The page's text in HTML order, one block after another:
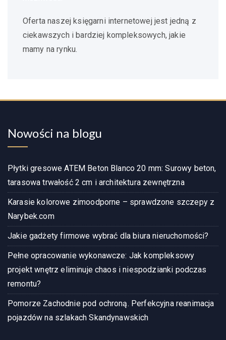
Oferta naszej księgarni internetowej jest jedną z
ciekawszych i bardziej kompleksowych, jakie
mamy na rynku.
Nowości na blogu
Płytki gresowe ATEM Beton Blanco 20 mm: Surowy beton,
tarasowa trwałość 2 cm i architektura zewnętrzna
Karasie kolorowe zimoodporne – sprawdzone szczepy z
Narybek.com
Jakie gadżety firmowe wybrać dla biura nieruchomości?
Pełne opracowanie wykonawcze: Jak kompleksowy
projekt wnętrz eliminuje chaos i niespodzianki podczas
remontu?
Pomorze Zachodnie pod ochroną. Perfekcyjna reanimacja
pojazdów na szlakach Skandynawskich